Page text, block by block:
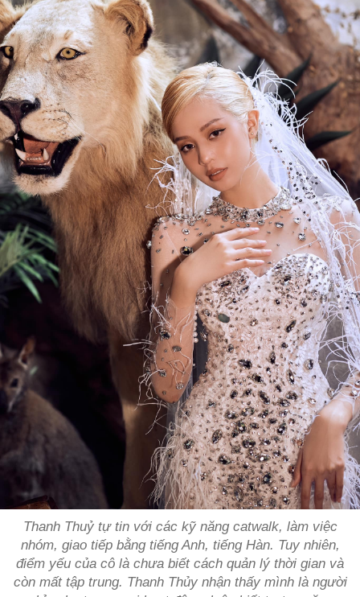
Thanh Thuỷ tự tin với các kỹ năng catwalk, làm việc
nhóm, giao tiếp bằng tiếng Anh, tiếng Hàn. Tuy nhiên,
điểm yếu của cô là chưa biết cách quản lý thời gian và
còn mất tập trung. Thanh Thủy nhận thấy mình là người